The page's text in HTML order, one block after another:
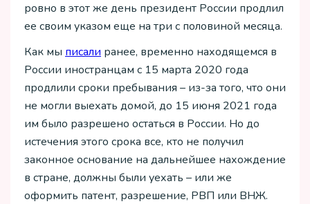
ровно в этот же день президент России продлил
ее своим указом еще на три с половиной месяца.
Как мы писали ранее, временно находящемся в
России иностранцам с 15 марта 2020 года
продлили сроки пребывания – из-за того, что они
не могли выехать домой, до 15 июня 2021 года
им было разрешено остаться в России. Но до
истечения этого срока все, кто не получил
законное основание на дальнейшее нахождение
в стране, должны были уехать – или же
оформить патент, разрешение, РВП или ВНЖ.